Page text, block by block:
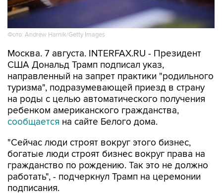
Фото: Andrew Harnik/Getty Images
Москва. 7 августа. INTERFAX.RU - Президент
США Дональд Трамп подписал указ,
направленный на запрет практики "родильного
туризма", подразумевающей приезд в страну
на роды с целью автоматического получения
ребенком американского гражданства,
сообщается на сайте Белого дома.
"Сейчас люди строят вокруг этого бизнес,
богатые люди строят бизнес вокруг права на
гражданство по рождению. Так это не должно
работать", - подчеркнул Трамп на церемонии
подписания.